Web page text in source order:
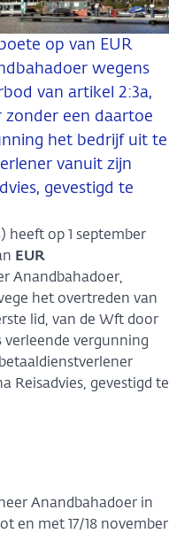
op van EUR
wegens
van artikel 2:3a,
zonder een daartoe
het bedrijf uit te
vanuit zijn
gevestigd te
heeft op 1 september
EUR
Anandbahadoer,
het overtreden van
lid, van de Wft door
verleende vergunning
Reisadvies, gevestigd te
Anandbahadoer in
en met 17/18 november